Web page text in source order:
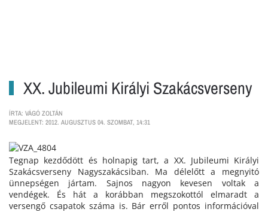
XX. Jubileumi Királyi Szakácsverseny
ÍRTA: VÁGÓ ZOLTÁN
MEGJELENT: 2012. AUGUSZTUS 04. SZOMBAT, 14:31
Tegnap kezdődött és holnapig tart, a XX. Jubileumi Királyi
Szakácsverseny Nagyszakácsiban. Ma délelőtt a megnyitó
ünnepségen jártam. Sajnos nagyon kevesen voltak a
vendégek. És hát a korábban megszokottól elmaradt a
versengő csapatok száma is. Bár erről pontos információval